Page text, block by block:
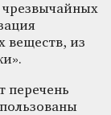
веществ, из
.
перечень